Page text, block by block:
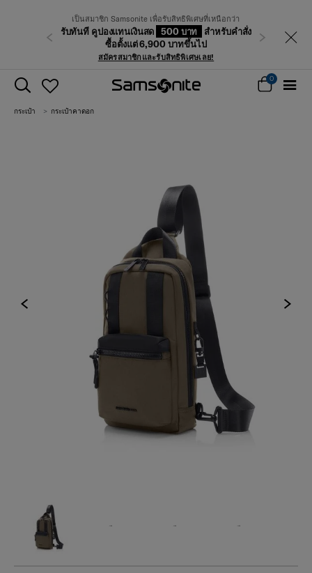
เป็นสมาชิก Samsonite เพื่อรับสิทธิพิเศษที่เหนือกว่า
รับทันที คูปองแทนเงินสด 500 บาท
สำหรับคำสั่ง
ซื้อตั้งแต่ 6,900 บาทขึ้นไป
สมัครสมาชิกและรับสิทธิพิเศษเลย!
ก่อนหน้า ถัดไป
0
กระเป๋า กระเป๋าคาดอก